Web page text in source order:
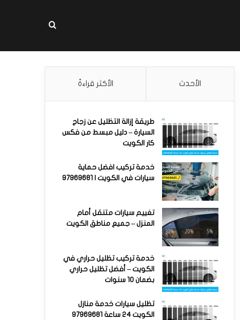
بحث عن
الأحدث الأكثر قراءةً
طريقة إزالة التظليل عن زجاج
السيارة – دليل مبسط من فكس
كار الكويت
خدمة تركيب افضل حماية
سيارات في الكويت | 97969681
تغييم سيارات متنقل أمام
المنزل – جميع مناطق الكويت
خدمة تركيب تظليل حراري في
الكويت – أفضل تظليل حراري
بضمان 10 سنوات
تظليل سيارات خدمة منازل
الكويت 24 ساعة 97969681